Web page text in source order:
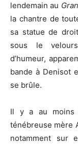
lendemain au
la chantre de
sa statue de
sous le
d’humeur,
bande à Denisot
se brûle.
Il y a au moins
ténébreuse mère
notamment sur